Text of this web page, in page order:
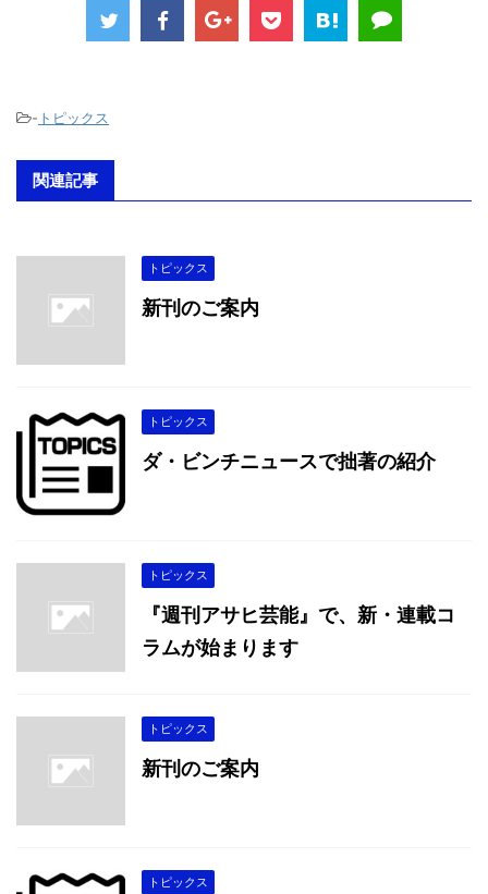
- トピックス
関連記事
トピックス
新刊のご案内
トピックス
ダ・ビンチニュースで拙著の紹介
トピックス
『週刊アサヒ芸能』で、新・連載コ
ラムが始まります
トピックス
新刊のご案内
トピックス